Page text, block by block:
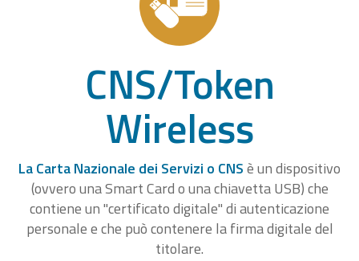
CNS/Token
Wireless
La Carta Nazionale dei Servizi o CNSè un dispositivo
(ovvero una Smart Card o una chiavetta USB) che
contiene un "certificato digitale" di autenticazione
personale e che può contenere la firma digitale del
titolare.